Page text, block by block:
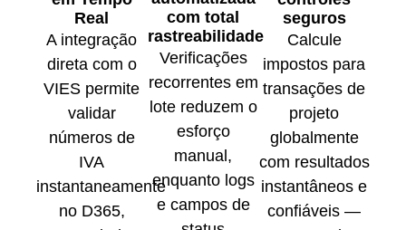
Real
A integração
direta com o
VIES permite
validar
números de
IVA
instantaneamente
no D365,
com total
rastreabilidade
Verificações
recorrentes em
lote reduzem o
esforço
manual,
enquanto logs
e campos de
seguros
Calcule
impostos para
transações de
projeto
globalmente
com resultados
instantâneos e
confiáveis —